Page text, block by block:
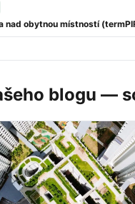
nad obytnou místností
blogu —